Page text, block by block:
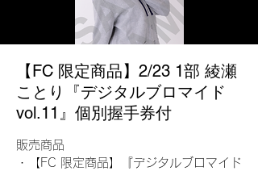
【FC 限定商品】2/23 1部 綾瀬
ことり『デジタルブロマイド
vol.11』個別握手券付
販売商品
・【FC 限定商品】『デジタルブロマイド